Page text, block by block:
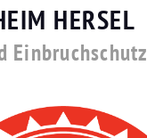
HERSEL
Einbruchschutz